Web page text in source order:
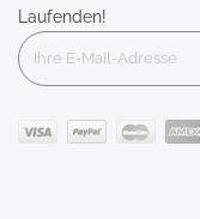
Laufenden!